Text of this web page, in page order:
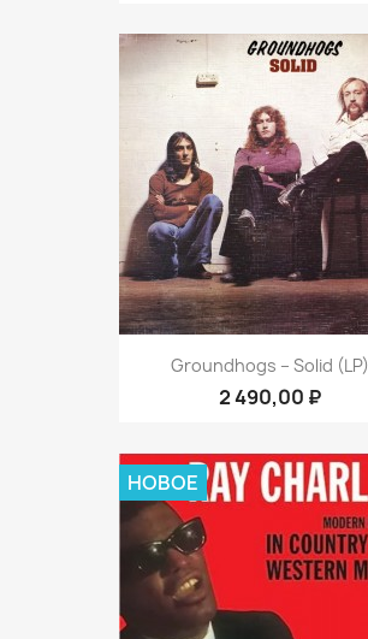
Groundhogs ‎– Solid (LP)
2 490,00 ₽
НОВОЕ